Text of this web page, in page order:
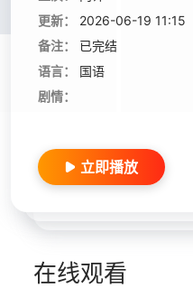
更新：
2026-06-19 11:15
备注：
已完结
语言：
国语
剧情：
立即播放
在线观看